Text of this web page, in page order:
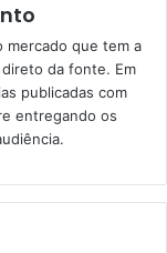
mercado que tem a
da fonte. Em
publicadas com
entregando os